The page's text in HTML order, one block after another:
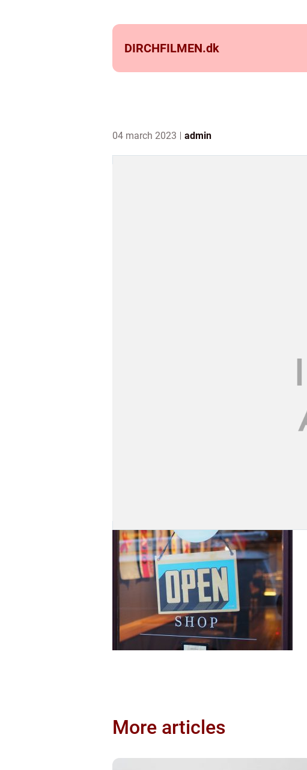
DIRCHFILMEN.dk
04 march 2023 admin
More articles